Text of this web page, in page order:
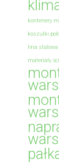
kontenery
koszulki
lina stalowa
materiały